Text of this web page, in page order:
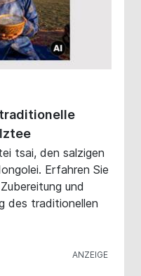
tsai, den salzigen
Erfahren Sie
und
des traditionellen